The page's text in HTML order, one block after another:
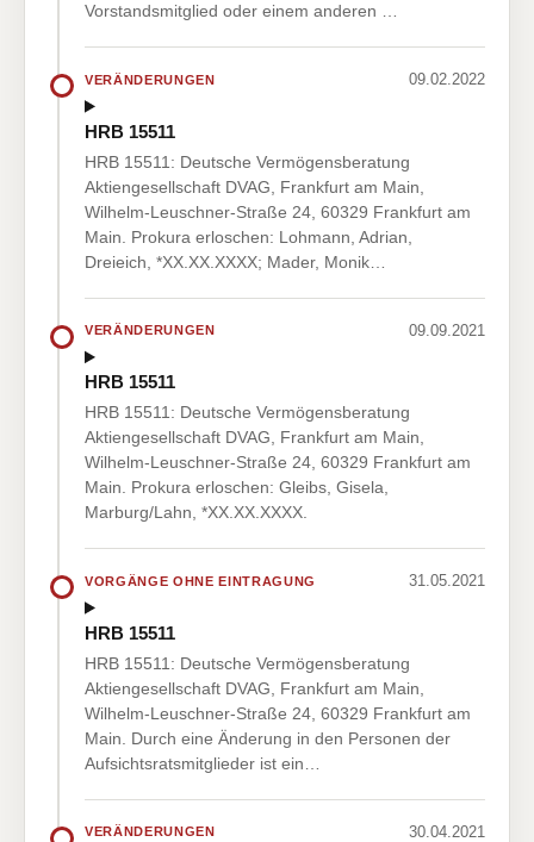
Vorstandsmitglied oder einem anderen …
VERÄNDERUNGEN 09.02.2022
HRB 15511
HRB 15511: Deutsche Vermögensberatung
Aktiengesellschaft DVAG, Frankfurt am Main,
Wilhelm-Leuschner-Straße 24, 60329 Frankfurt am
Main. Prokura erloschen: Lohmann, Adrian,
Dreieich, *XX.XX.XXXX; Mader, Monik…
VERÄNDERUNGEN 09.09.2021
HRB 15511
HRB 15511: Deutsche Vermögensberatung
Aktiengesellschaft DVAG, Frankfurt am Main,
Wilhelm-Leuschner-Straße 24, 60329 Frankfurt am
Main. Prokura erloschen: Gleibs, Gisela,
Marburg/Lahn, *XX.XX.XXXX.
VORGÄNGE OHNE EINTRAGUNG 31.05.2021
HRB 15511
HRB 15511: Deutsche Vermögensberatung
Aktiengesellschaft DVAG, Frankfurt am Main,
Wilhelm-Leuschner-Straße 24, 60329 Frankfurt am
Main. Durch eine Änderung in den Personen der
Aufsichtsratsmitglieder ist ein…
VERÄNDERUNGEN 30.04.2021